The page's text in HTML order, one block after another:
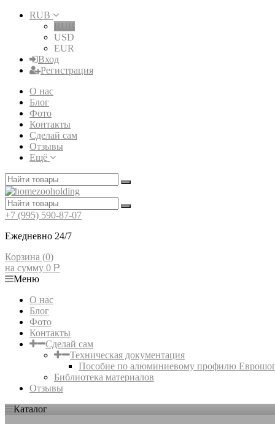
RUB
RUB
USD
EUR
Вход
Регистрация
О нас
Блог
Фото
Контакты
Сделай сам
Отзывы
Ещё
+7 (995) 590-87-07
Ежедневно 24/7
Корзина (0)
на сумму 0 Р
Меню
О нас
Блог
Фото
Контакты
Сделай сам
Техническая документация
Пособие по алюминиевому профилю
Библиотека материалов
Отзывы
Каталог